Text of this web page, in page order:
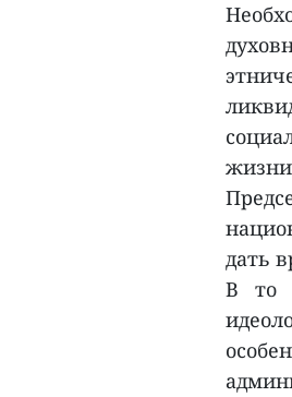
дать
В то